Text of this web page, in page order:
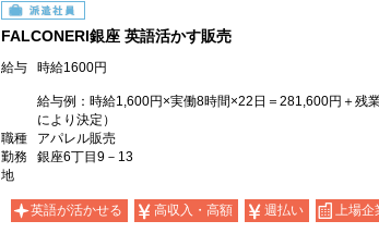
派遣社員
FALCONERI銀座 英語活かす販売
給与 時給1600円
給与例：時給1,600円×実働8時間×22日＝281,600円＋
により決定）
職種
アパレル販売
勤務
地
銀座6丁目9－13
英語が活かせる 高収入・高額 週払い 上場企